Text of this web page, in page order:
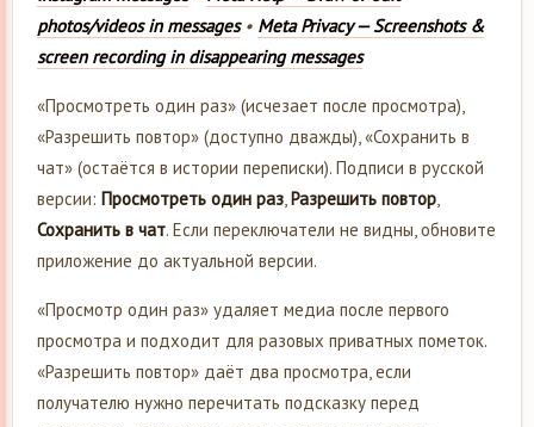
photos/videos in messages• Meta Privacy — Screenshots &
screen recording in disappearing messages
«Просмотреть один раз» (исчезает после просмотра),
«Разрешить повтор» (доступно дважды), «Сохранить в
чат» (остаётся в истории переписки). Подписи в русской
версии: Просмотреть один раз,Разрешить повтор,
Сохранить в чат. Если переключатели не видны, обновите
приложение до актуальной версии.
«Просмотр один раз» удаляет медиа после первого
просмотра и подходит для разовых приватных пометок.
«Разрешить повтор» даёт два просмотра, если
получателю нужно перечитать подсказку перед